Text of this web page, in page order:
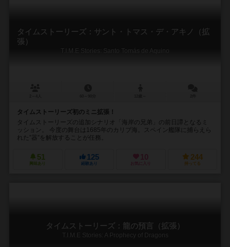
タイムストーリーズ：サント・トマス・デ・アキノ（拡
張）
T.I.M.E Stories: Santo Tomás de Aquino
タイムストーリーズ初のミニ拡張！
タイムストーリーズの追加シナリオ「海岸の兄弟」の前日譚となるミ
ッション。 今度の舞台は1685年のカリブ海。スペイン艦隊に捕らえら
れた”器”を解放することが任務。
51
興味あり
125
経験あり
10
お気に入り
244
持ってる
タイムストーリーズ：龍の預言（拡張）
T.I.M.E Stories: A Prophecy of Dragons